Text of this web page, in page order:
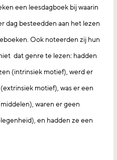
een leesdagboek bij waarin
dag besteedden aan het lezen
Ook noteerden zij hun
dat genre te lezen: hadden
(intrinsiek motief), werd er
motief), was er een
waren er geen
en hadden ze een